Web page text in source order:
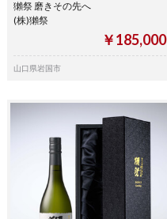
獺祭 磨きその先へ
(株)獺祭
￥185,000
山口県岩国市